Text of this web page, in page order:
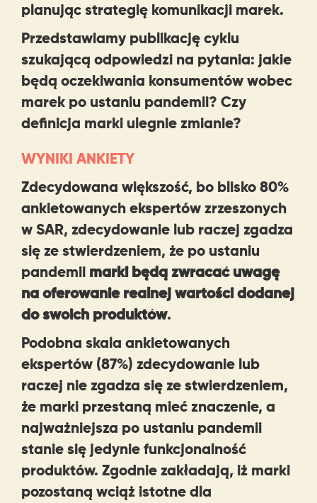
planując strategię komunikacji marek.
Przedstawiamy publikację cyklu
szukającą odpowiedzi na pytania: jakie
będą oczekiwania konsumentów wobec
marek po ustaniu pandemii? Czy
definicja marki ulegnie zmianie?
WYNIKI ANKIETY
Zdecydowana większość, bo blisko 80%
ankietowanych ekspertów zrzeszonych
w SAR, zdecydowanie lub raczej zgadza
się ze stwierdzeniem, że po ustaniu
pandemii marki będą zwracać uwagę
na oferowanie realnej wartości dodanej
do swoich produktów.
Podobna skala ankietowanych
ekspertów (87%) zdecydowanie lub
raczej nie zgadza się ze stwierdzeniem,
że marki przestaną mieć znaczenie, a
najważniejsza po ustaniu pandemii
stanie się jedynie funkcjonalność
produktów. Zgodnie zakładają, iż marki
pozostaną wciąż istotne dla